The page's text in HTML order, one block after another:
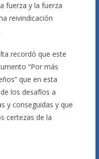
fuerza y la fuerza
reivindicación
recordó que este
“Por más
que en esta
los desafíos a
y conseguidas y que
certezas de la